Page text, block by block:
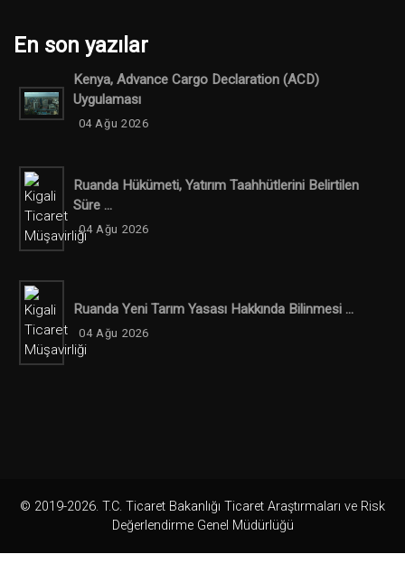
En son yazılar
Kenya, Advance Cargo Declaration (ACD)
Uygulaması
04 Ağu 2026
Ruanda Hükümeti, Yatırım Taahhütlerini Belirtilen
Süre ...
04 Ağu 2026
Ruanda Yeni Tarım Yasası Hakkında Bilinmesi ...
04 Ağu 2026
© 2019-2026. T.C. Ticaret Bakanlığı Ticaret Araştırmaları ve Risk
Değerlendirme Genel Müdürlüğü